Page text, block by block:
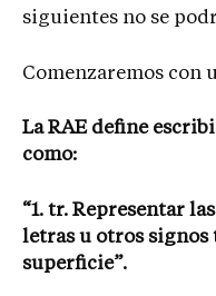
siguientes no se
Comenzaremos con
La RAE define
como:
“1. tr. Representar
letras u otros signos
superficie”.